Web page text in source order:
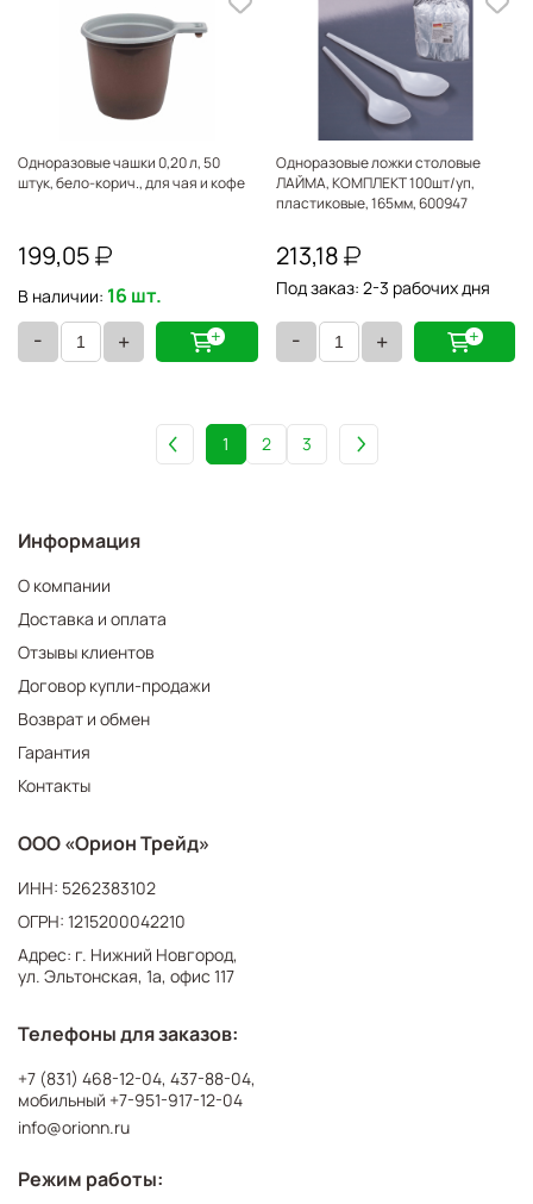
Одноразовые чашки 0,20 л, 50
штук, бело-корич., для чая и кофе
199,05
В наличии: 16 шт.
- +
Одноразовые ложки столовые
ЛАЙМА, КОМПЛЕКТ 100шт/уп,
пластиковые, 165мм, 600947
213,18
Под заказ: 2-3 рабочих дня
- +
1 2 3
Информация
О компании
Доставка и оплата
Отзывы клиентов
Договор купли-продажи
Возврат и обмен
Гарантия
Контакты
ООО «Орион Трейд»
ИНН: 5262383102
ОГРН: 1215200042210
Адрес: г. Нижний Новгород,
ул. Эльтонская, 1а, офис 117
Телефоны для заказов:
+7 (831) 468-12-04, 437-88-04,
мобильный +7-951-917-12-04
info@orionn.ru
Режим работы: